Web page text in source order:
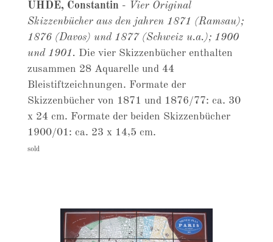
UHDE, Constantin -
Vier Original
Skizzenbücher aus den jahren 1871 (Ramsau);
1876 (Davos) und 1877 (Schweiz u.a.); 1900
und 1901. Die vier Skizzenbücher enthalten
zusammen 28 Aquarelle und 44
Bleistiftzeichnungen. Formate der
Skizzenbücher von 1871 und 1876/77: ca. 30
x 24 cm. Formate der beiden Skizzenbücher
1900/01: ca. 23 x 14,5 cm.
sold